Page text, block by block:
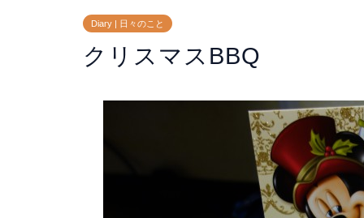
Diary | 日々のこと
クリスマスBBQ